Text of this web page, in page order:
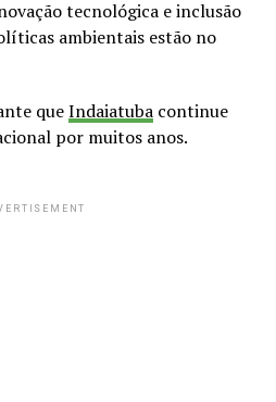
tecnológica e inclusão
ambientais estão no
queIndaiatubacontinue
por muitos anos.